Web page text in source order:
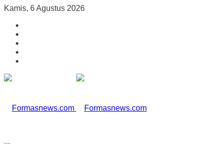
Kamis, 6 Agustus 2026